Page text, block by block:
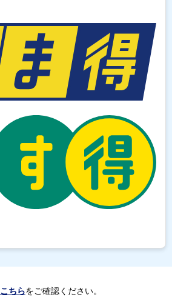
こちらをご確認ください。